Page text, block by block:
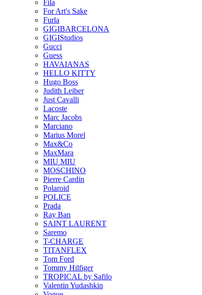
Fila
For Art's Sake
Furla
GIGIBARCELONA
GIGIStudios
Gucci
Guess
HAVAIANAS
HELLO KITTY
Hugo Boss
Judith Leiber
Just Cavalli
Lacoste
Marc Jacobs
Marciano
Marius Morel
Max&Co
MaxMara
MIU MIU
MOSCHINO
Pierre Cardin
Polaroid
POLICE
Prada
Ray Ban
SAINT LAURENT
Saremo
T-CHARGE
TITANFLEX
Tom Ford
Tommy Hilfiger
TROPICAL by Safilo
Valentin Yudashkin